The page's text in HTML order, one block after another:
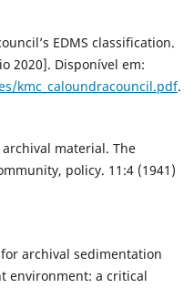
EDMS classification.
2020]. Disponível em:
kmc_caloundracouncil.pdf.
material. The
policy. 11:4 (1941)
archival sedimentation
environment: a critical